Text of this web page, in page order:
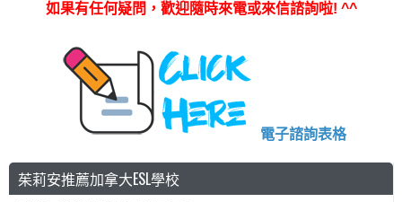
如果有任何疑問，歡迎隨時來電或來信諮詢啦! ^^
電子諮詢表格
茱莉安推薦加拿大ESL學校